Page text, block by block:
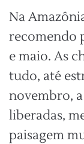
Na
recomendo
e maio. As
tudo, até
novembro,
liberadas,
paisagem